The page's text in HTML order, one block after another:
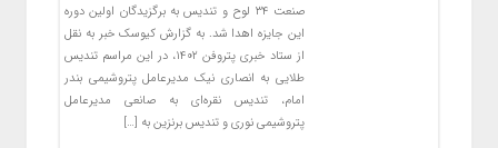
صنعت ۳۴ لوح و تندیس به برگزیدگان اولین دوره
این جایزه اهدا شد. به گزارش کیوسک خبر به نقل
از ستاد خبری پتروفن ۱۴۰۲، در این مراسم تندیس
طلایی به انصاری نیک مدیرعامل پتروشیمی بندر
امام، تندیس نقره‌ای به صانعی مدیرعامل
پتروشیمی نوری و تندیس برنزین به […]